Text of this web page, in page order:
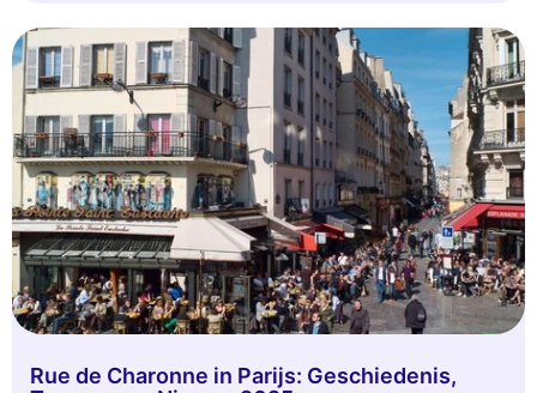
Rue de Charonne in Parijs: Geschiedenis,